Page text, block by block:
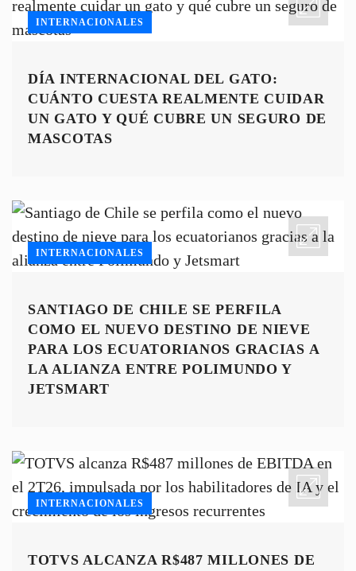
INTERNACIONALES
DÍA INTERNACIONAL DEL GATO:
CUÁNTO CUESTA REALMENTE CUIDAR
UN GATO Y QUÉ CUBRE UN SEGURO DE
MASCOTAS
INTERNACIONALES
SANTIAGO DE CHILE SE PERFILA
COMO EL NUEVO DESTINO DE NIEVE
PARA LOS ECUATORIANOS GRACIAS A
LA ALIANZA ENTRE POLIMUNDO Y
JETSMART
INTERNACIONALES
TOTVS ALCANZA R$487 MILLONES DE